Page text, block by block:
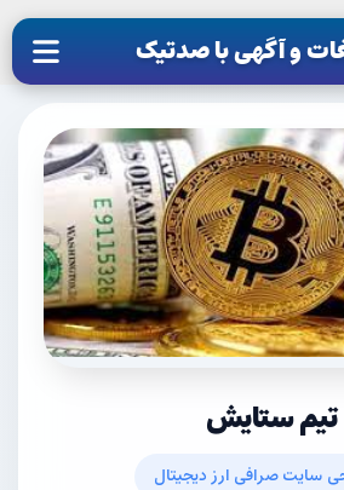
و آگهی با صدتیک
تیم ستایش
سایت صرافی ارز دیجیتال